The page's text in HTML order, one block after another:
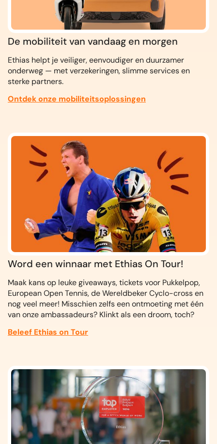
De mobiliteit van vandaag en morgen
Ethias helpt je veiliger, eenvoudiger en duurzamer
onderweg — met verzekeringen, slimme services en
sterke partners.
Ontdek onze mobiliteitsoplossingen
Word een winnaar met Ethias On Tour!
Maak kans op leuke giveaways, tickets voor Pukkelpop,
European Open Tennis, de Wereldbeker Cyclo-cross en
nog veel meer! Misschien zelfs een ontmoeting met één
van onze ambassadeurs? Klinkt als een droom, toch?
Beleef Ethias on Tour